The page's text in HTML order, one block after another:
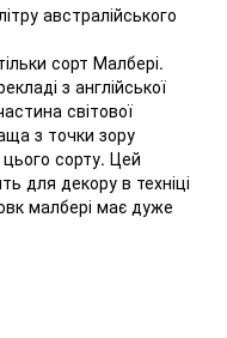
австралійського
сорт Малбері.
з англійської
світової
з точки зору
сорту. Цей
для декору в техніці
малбері має дуже